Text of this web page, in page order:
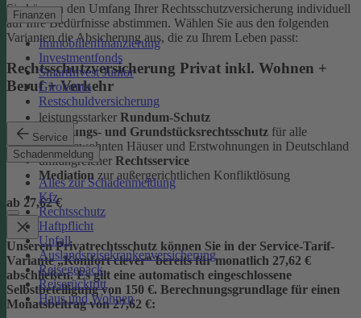
Finanzen
Immobilienfinanzierung
Investmentfonds
SmartInvest Junior
Girokonto
Restschuldversicherung
Service
Schadenmeldung
Alles zur Schadenmeldung
Kfz
Rechtsschutz
Haftpflicht
Unfall
Auslandsreisekrankenversicherung
Reisegepäck
Reiserücktritt
Haus und Wohnen
Sie können den Umfang Ihrer Rechtsschutzversicherung individuell
auf Ihre Bedürfnisse abstimmen. Wählen Sie aus den folgenden
Varianten die Absicherung aus, die zu Ihrem Leben passt:
Rechtsschutzversicherung Privat inkl. Wohnen +
Beruf + Verkehr
leistungsstarker Rundum-Schutz
Wohnungs- und Grundstücksrechtsschutz für alle
selbstbewohnten Häuser und Erstwohnungen in Deutschland
umfangreicher Rechtsservice
Mediation zur außergerichtlichen Konfliktlösung
ab 27,62 €
Unseren Privatrechtsschutz können Sie in der Service-Tarif-
Variante „Komfort clever“ bereits für monatlich 27,62 €
abschließen. Es gilt eine automatisch eingeschlossene
Selbstbeteiligung von 150 €. Berechnungsgrundlage für einen
Monatsbeitrag von 27,62 €: